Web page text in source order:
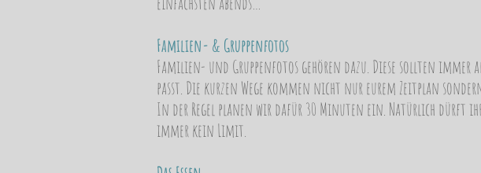
Familien- & Gruppenfotos
Familien- und Gruppenfotos gehören dazu. Diese sollten
passt. Die kurzen Wege kommen nicht nur eurem Zeitplan
In der Regel planen wir dafür 30 Minuten ein. Natürlich dürft
immer kein Limit.